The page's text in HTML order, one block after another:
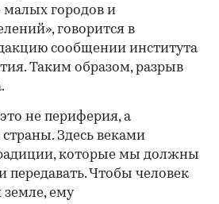
малых городов и
говорится в
сообщении института
Таким образом, разрыв
не периферия, а
Здесь веками
которые мы должны
передавать. Чтобы человек
земле, ему